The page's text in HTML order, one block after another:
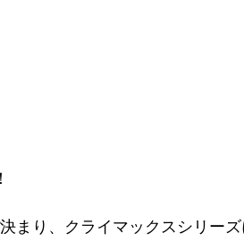
まり、クライマックスシリー